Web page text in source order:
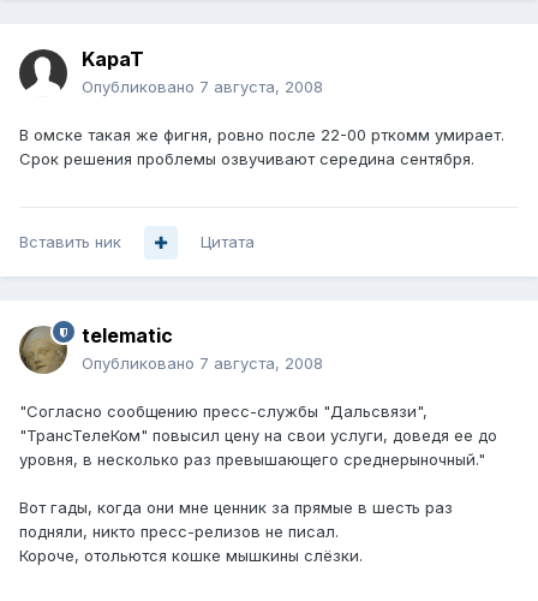
KapaT
Опубликовано 7 августа, 2008
В омске такая же фигня, ровно после 22-00 рткомм умирает.
Срок решения проблемы озвучивают середина сентября.
Вставить ник Цитата
telematic
Опубликовано 7 августа, 2008
"Согласно сообщению пресс-службы "Дальсвязи",
"ТрансТелеКом" повысил цену на свои услуги, доведя ее до
уровня, в несколько раз превышающего среднерыночный."
Вот гады, когда они мне ценник за прямые в шесть раз
подняли, никто пресс-релизов не писал.
Короче, отольются кошке мышкины слёзки.